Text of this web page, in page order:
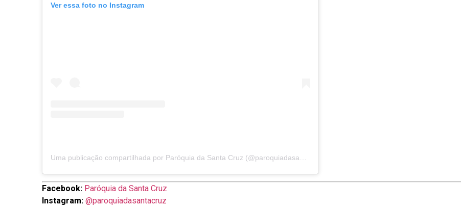
Ver essa foto no Instagram
Uma publicação compartilhada por Paróquia da Santa Cruz (@paroquiadasantacruz)
Facebook: Paróquia da Santa Cruz
Instagram: @paroquiadasantacruz